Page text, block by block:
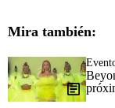
Mira también: